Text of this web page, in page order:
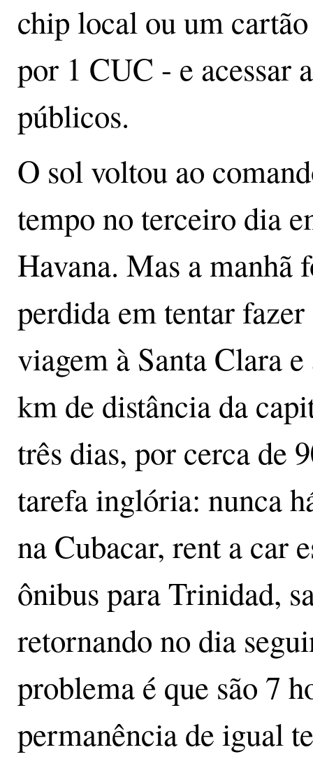
chip local ou um
por 1 CUC - e acessar
públicos.
O sol voltou ao
tempo no terceiro dia
Havana. Mas a manhã
perdida em tentar
viagem à Santa Clara
km de distância da
três dias, por cerca de
tarefa inglória: nunca
na Cubacar, rent a car
ônibus para Trinidad,
retornando no dia
problema é que são 7
permanência de igual